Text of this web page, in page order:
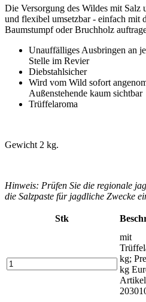
Die Versorgung des Wildes mit Salz
und flexibel umsetzbar - einfach mit
Baumstumpf oder Bruchholz
Unauffälliges Ausbringen an
Stelle im Revier
Diebstahlsicher
Wird vom Wild sofort
Außenstehende kaum sichtbar
Trüffelaroma
Gewicht 2 kg.
Hinweis: Prüfen Sie die regionale
die Salzpaste für jagdliche Zwecke
Stk
mit
kg;
kg